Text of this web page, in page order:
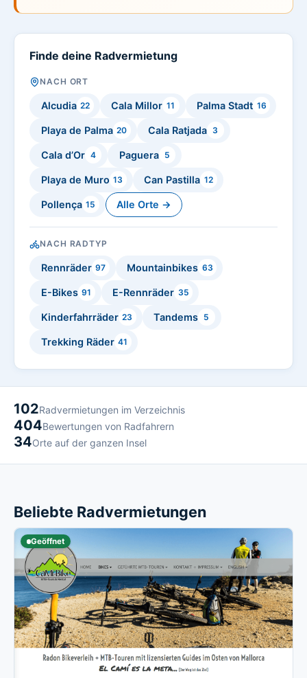
Finde deine Radvermietung
NACH ORT
Alcudia 22 Cala Millor 11 Palma Stadt 16
Playa de Palma 20 Cala Ratjada 3
Cala d’Or 4 Paguera 5
Playa de Muro 13 Can Pastilla 12
Pollença 15 Alle Orte →
NACH RADTYP
Rennräder 97 Mountainbikes 63
E-Bikes 91 E-Rennräder 35
Kinderfahrräder 23 Tandems 5
Trekking Räder 41
102Radvermietungen im Verzeichnis
404Bewertungen von Radfahrern
34Orte auf der ganzen Insel
Beliebte Radvermietungen
Geöffnet